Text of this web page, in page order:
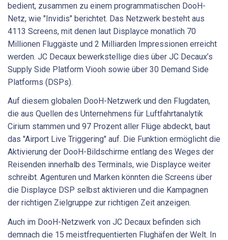
bedient, zusammen zu einem programmatischen DooH-
Netz, wie "Invidis" berichtet. Das Netzwerk besteht aus
4113 Screens, mit denen laut Displayce monatlich 70
Millionen Fluggäste und 2 Milliarden Impressionen erreicht
werden. JC Decaux bewerkstellige dies über JC Decaux’s
Supply Side Platform Viooh sowie über 30 Demand Side
Platforms (DSPs).
Auf diesem globalen DooH-Netzwerk und den Flugdaten,
die aus Quellen des Unternehmens für Luftfahrtanalytik
Cirium stammen und 97 Prozent aller Flüge abdeckt, baut
das "Airport Live Triggering" auf. Die Funktion ermöglicht die
Aktivierung der DooH-Bildschirme entlang des Weges der
Reisenden innerhalb des Terminals, wie Displayce weiter
schreibt. Agenturen und Marken könnten die Screens über
die Displayce DSP selbst aktivieren und die Kampagnen
der richtigen Zielgruppe zur richtigen Zeit anzeigen.
Auch im DooH-Netzwerk von JC Decaux befinden sich
demnach die 15 meistfrequentierten Flughäfen der Welt. In